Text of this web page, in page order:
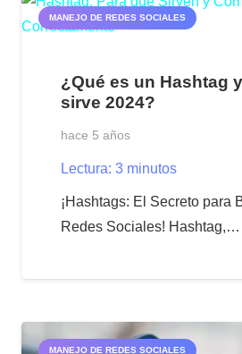
MANEJO DE REDES SOCIALES
¿Qué es un Hashtag
sirve 2024?
hace 5 años
Lectura: 3 minutos
¡Hashtags: El Secreto para
Redes Sociales! Hashtag,…
MANEJO DE REDES SOCIALES